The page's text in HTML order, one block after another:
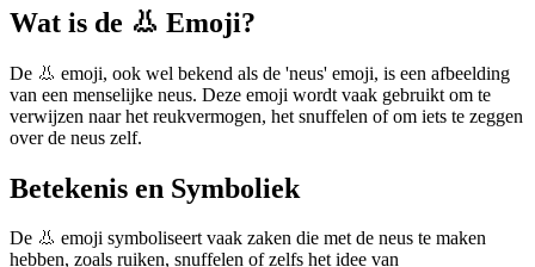
Wat is de 👃 Emoji?
De 👃 emoji, ook wel bekend als de 'neus' emoji, is een afbeelding
van een menselijke neus. Deze emoji wordt vaak gebruikt om te
verwijzen naar het reukvermogen, het snuffelen of om iets te zeggen
over de neus zelf.
Betekenis en Symboliek
De 👃 emoji symboliseert vaak zaken die met de neus te maken
hebben, zoals ruiken, snuffelen of zelfs het idee van